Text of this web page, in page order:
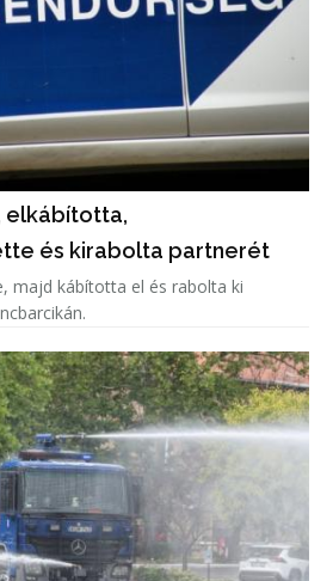
elkábította,
és kirabolta partnerét
majd kábította el és rabolta ki